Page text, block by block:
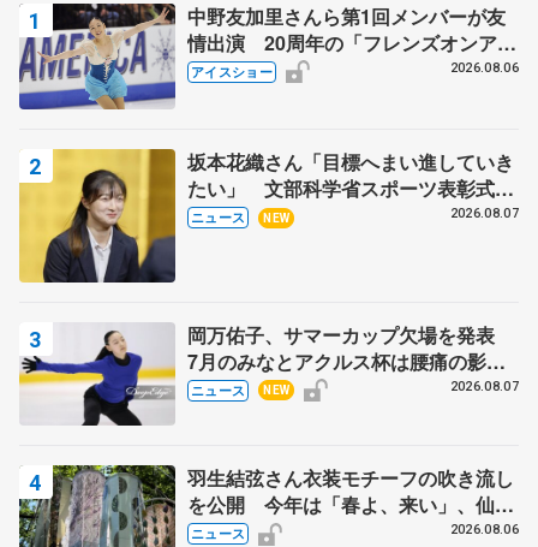
中野友加里さんら第1回メンバーが友
情出演 20周年の「フレンズオンアイ
ス」 宮本賢二さん、有川梨絵さん、
アイスショー 2026.08.06
坂本花織さん「目標へまい進していき
たい」 文部科学省スポーツ表彰式で
代表謝辞
ニュース NEW 2026.08.07
岡万佑子、サマーカップ欠場を発表
7月のみなとアクルス杯は腰痛の影響
で
ニュース NEW 2026.08.07
羽生結弦さん衣装モチーフの吹き流し
を公開 今年は「春よ、来い」、仙台
の瑞鳳殿
ニュース 2026.08.06